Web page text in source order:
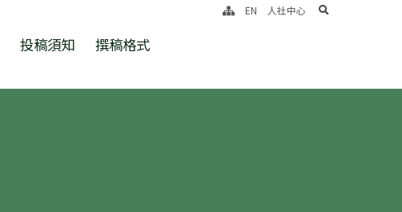
投稿須知 撰稿格式
EN 人社中心 search